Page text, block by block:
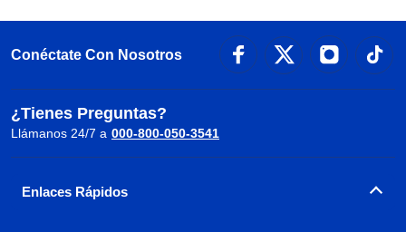
Conéctate Con Nosotros
¿Tienes Preguntas?
Llámanos 24/7 a 000-800-050-3541
Enlaces Rápidos